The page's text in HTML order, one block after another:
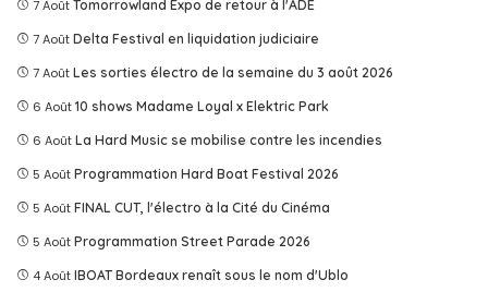
7 Août Tomorrowland Expo de retour à l'ADE
7 Août Delta Festival en liquidation judiciaire
7 Août Les sorties électro de la semaine du 3 août 2026
6 Août 10 shows Madame Loyal x Elektric Park
6 Août La Hard Music se mobilise contre les incendies
5 Août Programmation Hard Boat Festival 2026
5 Août FINAL CUT, l'électro à la Cité du Cinéma
5 Août Programmation Street Parade 2026
4 Août IBOAT Bordeaux renaît sous le nom d'Ublo